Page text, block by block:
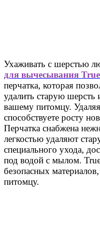
Ухаживать с шерстью
для вычесывания
перчатка, которая
удалить старую шерсть
вашему питомцу.
способствуете росту
Перчатка снабжена
легкостью удаляют
специального ухода,
под водой с мылом.
безопасных
питомцу.